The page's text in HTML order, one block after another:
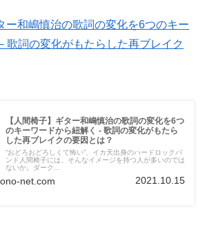
ー和嶋慎治の歌詞の変化を6つのキー
歌詞の変化がもたらした再ブレイク
【人間椅子】ギター和嶋慎治の歌詞の変化を6つ
のキーワードから紐解く - 歌詞の変化がもたら
した再ブレイクの要因とは？
“おどろおどろしくて怖い”、イカ天出身のハードロックバ
ンド人間椅子には、そんなイメージを持つ人が多いのでは
ないか。ダーク...
net.com 2021.10.15